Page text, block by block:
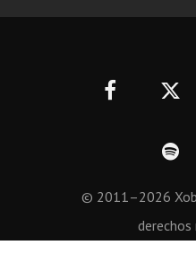
© 2011–2026
derechos